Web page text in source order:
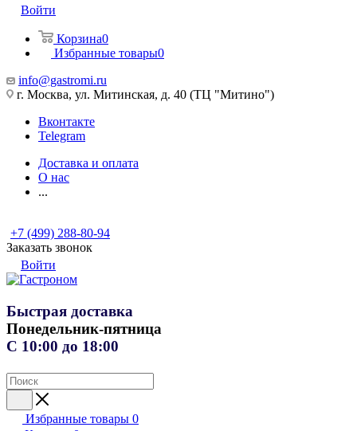
Войти
Корзина0
Избранные товары0
info@gastromi.ru
г. Москва, ул. Митинская, д. 40 (ТЦ "Митино")
Вконтакте
Telegram
Доставка и оплата
О нас
...
+7 (499) 288-80-94
Заказать звонок
Войти
Быстрая доставка
Понедельник-пятница
С 10:00 до 18:00
Избранные товары 0